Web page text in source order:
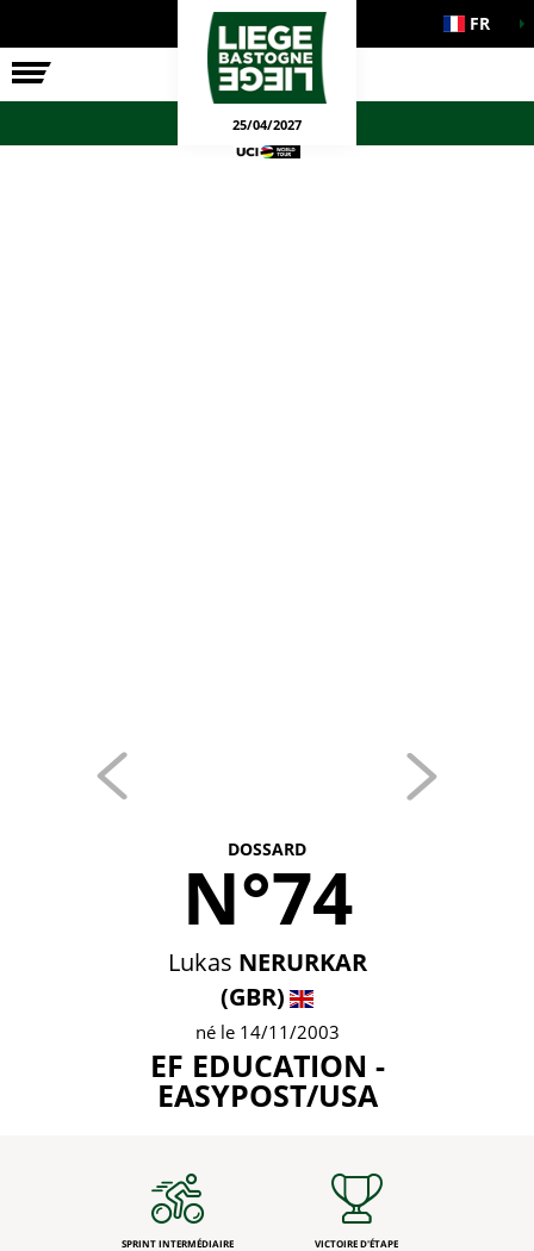
COURSE
OFFICIELS FR
25/04/2027
DOSSARD
N°74
Lukas NERURKAR
(GBR)
né le 14/11/2003
EF EDUCATION -
EASYPOST/USA
SPRINT INTERMÉDIAIRE VICTOIRE D'ÉTAPE